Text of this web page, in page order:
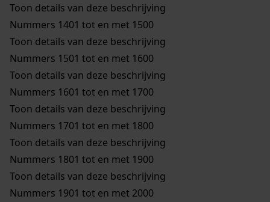
Toon details van deze beschrijving
Nummers 1401 tot en met 1500
Toon details van deze beschrijving
Nummers 1501 tot en met 1600
Toon details van deze beschrijving
Nummers 1601 tot en met 1700
Toon details van deze beschrijving
Nummers 1701 tot en met 1800
Toon details van deze beschrijving
Nummers 1801 tot en met 1900
Toon details van deze beschrijving
Nummers 1901 tot en met 2000